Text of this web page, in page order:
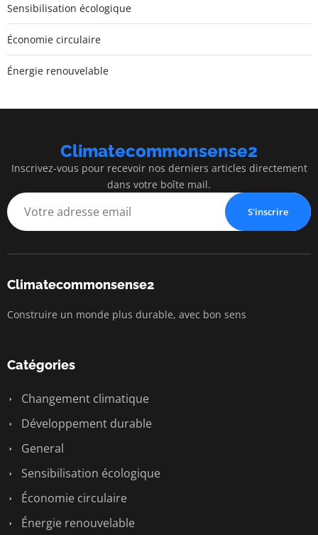
Sensibilisation écologique
Économie circulaire
Énergie renouvelable
Climatecommonsense2
Inscrivez-vous pour recevoir nos derniers articles directement
dans votre boîte mail.
S'inscrire
Climatecommonsense2
Construire un monde plus durable, avec bon sens
Catégories
Changement climatique
Développement durable
General
Sensibilisation écologique
Économie circulaire
Énergie renouvelable